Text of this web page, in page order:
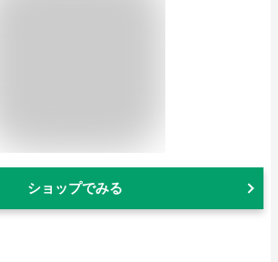
ショップでみる